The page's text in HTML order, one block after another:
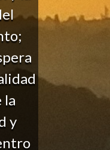
la
y